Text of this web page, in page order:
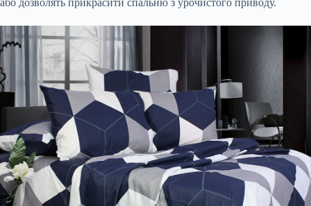
або дозволять прикрасити спальню з урочистого приводу.